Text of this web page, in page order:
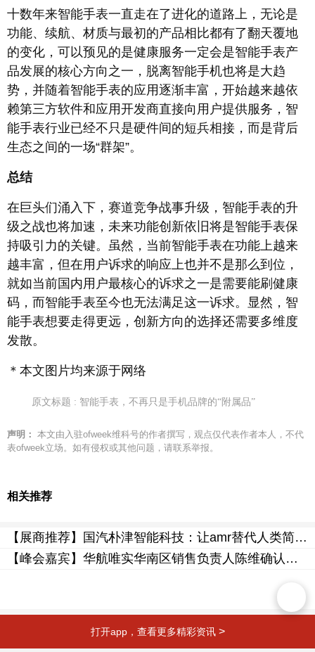
十数年来智能手表一直走在了进化的道路上，无论是
功能、续航、材质与最初的产品相比都有了翻天覆地
的变化，可以预见的是健康服务一定会是智能手表产
品发展的核心方向之一，脱离智能手机也将是大趋
势，并随着智能手表的应用逐渐丰富，开始越来越依
赖第三方软件和应用开发商直接向用户提供服务，智
能手表行业已经不只是硬件间的短兵相接，而是背后
生态之间的一场“群架”。
总结
在巨头们涌入下，赛道竞争战事升级，智能手表的升
级之战也将加速，未来功能创新依旧将是智能手表保
持吸引力的关键。虽然，当前智能手表在功能上越来
越丰富，但在用户诉求的响应上也并不是那么到位，
就如当前国内用户最核心的诉求之一是需要能刷健康
码，而智能手表至今也无法满足这一诉求。显然，智
能手表想要走得更远，创新方向的选择还需要多维度
发散。
＊本文图片均来源于网络
原文标题 : 智能手表，不再只是手机品牌的“附属品”
声明： 本文由入驻ofweek维科号的作者撰写，观点仅代表作者本人，不代
表ofweek立场。如有侵权或其他问题，请联系举报。
相关推荐
【展商推荐】国汽朴津智能科技：让amr替代人类简单重复的劳动
【峰会嘉宾】华航唯实华南区销售负责人陈维确认出席ofweek 2024(第五届)中国智能制造数字化转型大会！
打开app，查看更多精彩资讯 >